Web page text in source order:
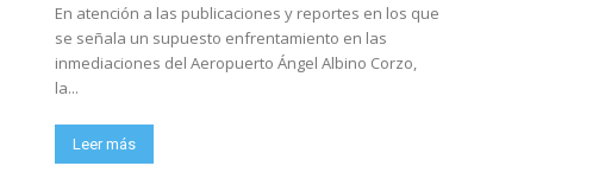
En atención a las publicaciones y reportes en los que
se señala un supuesto enfrentamiento en las
inmediaciones del Aeropuerto Ángel Albino Corzo,
la...
Leer más